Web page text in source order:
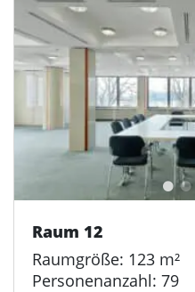
Raum 12
Raumgröße: 123 m²
Personenanzahl: 79